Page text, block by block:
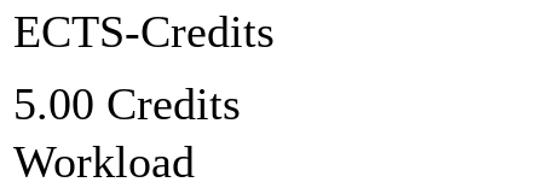
ECTS-Credits
5.00 Credits
Workload